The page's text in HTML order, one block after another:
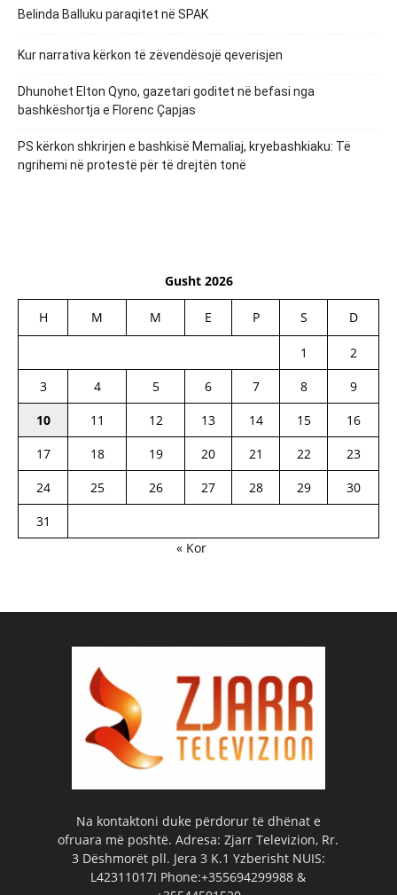
Belinda Balluku paraqitet në SPAK
Kur narrativa kërkon të zëvendësojë qeverisjen
Dhunohet Elton Qyno, gazetari goditet në befasi nga
bashkëshortja e Florenc Çapjas
PS kërkon shkrirjen e bashkisë Memaliaj, kryebashkiaku: Të
ngrihemi në protestë për të drejtën tonë
Gusht 2026
H M M E P S D
1
2
3
4 5 6 7 8
9
10
11 12 13 14 15
16
17
18 19 20 21 22
23
24
25 26 27 28 29
30
31
« Kor
Na kontaktoni duke përdorur të dhënat e
ofruara më poshtë. Adresa: Zjarr Televizion, Rr.
3 Dëshmorët pll. Jera 3 K.1 Yzberisht NUIS:
L42311017I Phone:+355694299988 &